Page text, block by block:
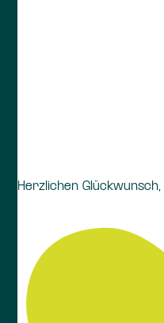
Herzlichen Glückwunsch,